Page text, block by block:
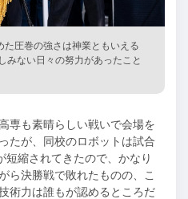
圧巻の強さは神業ともいえる
みない日々の努力があったこと
専も素晴らしい戦いで会場を
たが、同校のロボットは試合
短縮されてきたので、かなり
ら決勝戦で敗れたものの、こ
術力は誰もが認めるところだ